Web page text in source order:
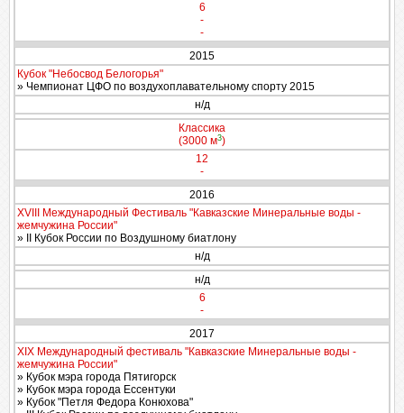
6
-
-
2015
Кубок "Небосвод Белогорья"
» Чемпионат ЦФО по воздухоплавательному спорту 2015
н/д
Классика
(3000 м3)
12
-
2016
ХVIII Международный Фестиваль "Кавказские Минеральные воды -
жемчужина России"
» II Кубок России по Воздушному биатлону
н/д
н/д
6
-
2017
XIX Международный фестиваль "Кавказские Минеральные воды -
жемчужина России"
» Кубок мэра города Пятигорск
» Кубок мэра города Ессентуки
» Кубок "Петля Федора Конюхова"